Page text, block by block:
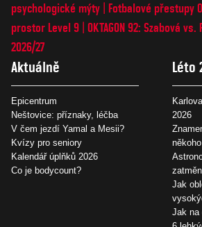
psychologické mýty
Fotbalové přestupy
prostor Level 9 OKTAGON 92: Szabová
2026/27
Aktuálně
Epicentrum
Neštovice: příznaky, léčba
V čem jezdí Yamal a Mesii?
Kvízy pro seniory
Kalendář úplňků 2026
Co je bodycount?
Léto
2026
Jak
Jak na